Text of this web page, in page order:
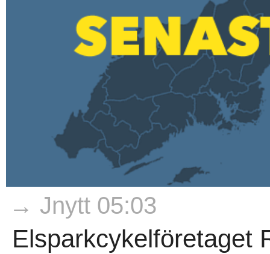
→ Jnytt 05:03
Elsparkcykelföretaget